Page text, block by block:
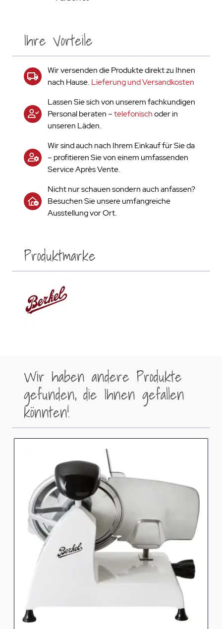
Ihre Vorteile
Wir versenden die Produkte direkt zu Ihnen
nach Hause. Lieferung und Versandkosten
Lassen Sie sich von unserem fachkundigen
Personal beraten –telefonischoder in
unseren Läden.
Wir sind auch nach Ihrem Einkauf für Sie da
– profitieren Sie von einem umfassenden
Service Après Vente.
Nicht nur schauen sondern auch anfassen?
Besuchen Sie unsere umfangreiche
Ausstellung vor Ort.
Produktmarke
Wir haben andere Produkte
gefunden, die Ihnen gefallen
könnten!